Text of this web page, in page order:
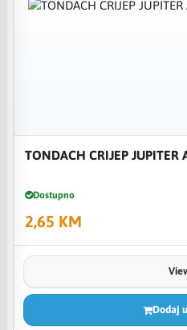
TONDACH CRIJEP JUPITER
Dostupno
2,65 KM
Dodaj